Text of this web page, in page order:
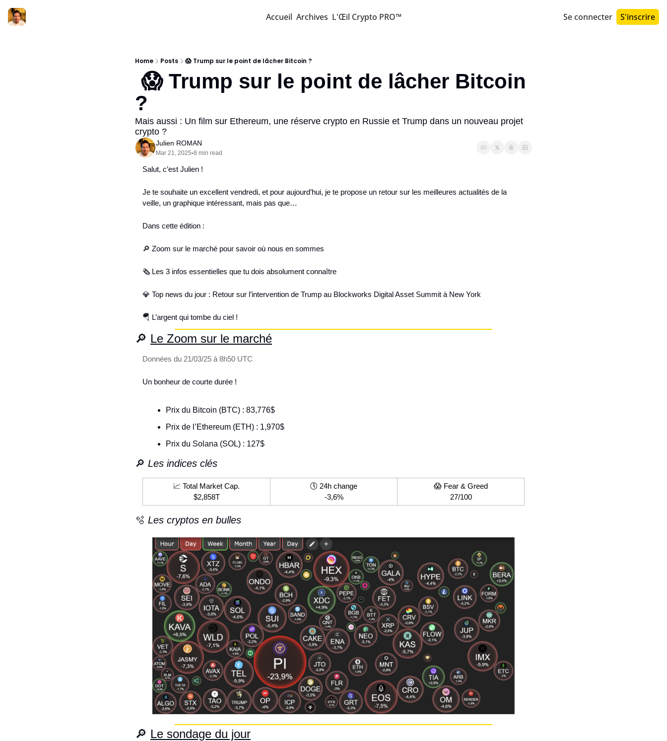
Accueil Archives L'Œil Crypto PRO™ Se connecter S'inscrire
Home Posts 😱 Trump sur le point de lâcher Bitcoin ?
?
Mais aussi : Un film sur Ethereum, une réserve crypto en Russie et Trump dans un nouveau projet
crypto ?
Julien ROMAN
Mar 21, 2025•8 min read
Salut, c’est Julien !
Je te souhaite un excellent vendredi, et pour aujourd’hui, je te propose un retour sur les meilleures actualités de la
veille, un graphique intéressant, mais pas que…
Dans cette édition :
🔎 Zoom sur le marché pour savoir où nous en sommes
🗞️ Les 3 infos essentielles que tu dois absolument connaître
💎 Top news du jour : Retour sur l’intervention de Trump au Blockworks Digital Asset Summit à New York
🪂 L’argent qui tombe du ciel !
🔎 Le Zoom sur le marché
Données du 21/03/25 à 8h50 UTC
Un bonheur de courte durée !
Prix du Bitcoin (BTC) : 83,776$
Prix de l’Ethereum (ETH) : 1,970$
Prix du Solana (SOL) : 127$
🔎 Les indices clés
📈 Total Market Cap.
$2,858T
🕔 24h change
-3,6%
😱 Fear & Greed
27/100
🫧 Les cryptos en bulles
🔎 Le sondage du jour